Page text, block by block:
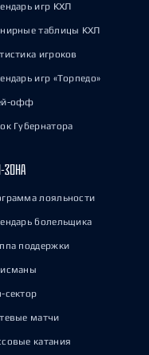
игр КХЛ
таблицы КХЛ
игроков
игр «Торпедо»
офф
Губернатора
ЗОНА
лояльности
болельщика
поддержки
сектор
матчи
катания